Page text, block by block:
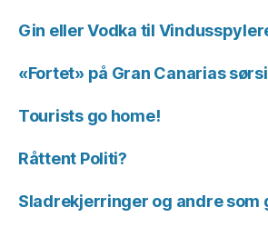
Gin eller Vodka til
«Fortet» på Gran Canarias
Tourists go home!
Råttent Politi?
Sladrekjerringer og andre som